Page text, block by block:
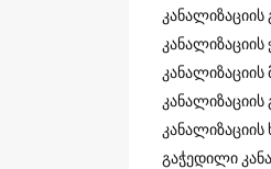
კანალიზაციის
კანალიზაციის
კანალიზაციის
გაჭედილი